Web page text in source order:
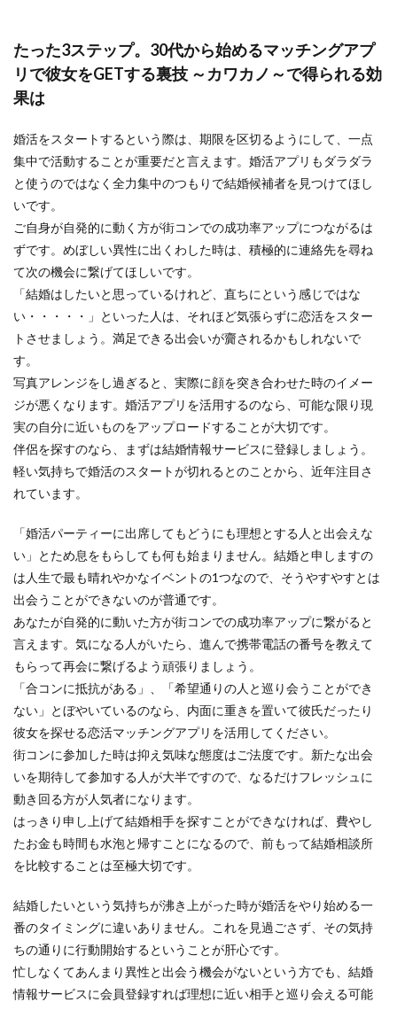
たった3ステップ。30代から始めるマッチングアプ
リで彼女をGETする裏技 ～カワカノ～で得られる効
果は
婚活をスタートするという際は、期限を区切るようにして、一点
集中で活動することが重要だと言えます。婚活アプリもダラダラ
と使うのではなく全力集中のつもりで結婚候補者を見つけてほし
いです。
ご自身が自発的に動く方が街コンでの成功率アップにつながるは
ずです。めぼしい異性に出くわした時は、積極的に連絡先を尋ね
て次の機会に繋げてほしいです。
「結婚はしたいと思っているけれど、直ちにという感じではな
い・・・・・」といった人は、それほど気張らずに恋活をスター
トさせましょう。満足できる出会いが齎されるかもしれないで
す。
写真アレンジをし過ぎると、実際に顔を突き合わせた時のイメー
ジが悪くなります。婚活アプリを活用するのなら、可能な限り現
実の自分に近いものをアップロードすることが大切です。
伴侶を探すのなら、まずは結婚情報サービスに登録しましょう。
軽い気持ちで婚活のスタートが切れるとのことから、近年注目さ
れています。
「婚活パーティーに出席してもどうにも理想とする人と出会えな
い」とため息をもらしても何も始まりません。結婚と申しますの
は人生で最も晴れやかなイベントの1つなので、そうやすやすとは
出会うことができないのが普通です。
あなたが自発的に動いた方が街コンでの成功率アップに繋がると
言えます。気になる人がいたら、進んで携帯電話の番号を教えて
もらって再会に繋げるよう頑張りましょう。
「合コンに抵抗がある」、「希望通りの人と巡り会うことができ
ない」とぼやいているのなら、内面に重きを置いて彼氏だったり
彼女を探せる恋活マッチングアプリを活用してください。
街コンに参加した時は抑え気味な態度はご法度です。新たな出会
いを期待して参加する人が大半ですので、なるだけフレッシュに
動き回る方が人気者になります。
はっきり申し上げて結婚相手を探すことができなければ、費やし
たお金も時間も水泡と帰すことになるので、前もって結婚相談所
を比較することは至極大切です。
結婚したいという気持ちが沸き上がった時が婚活をやり始める一
番のタイミングに違いありません。これを見過ごさず、その気持
ちの通りに行動開始するということが肝心です。
忙しなくてあんまり異性と出会う機会がないという方でも、結婚
情報サービスに会員登録すれば理想に近い相手と巡り会える可能